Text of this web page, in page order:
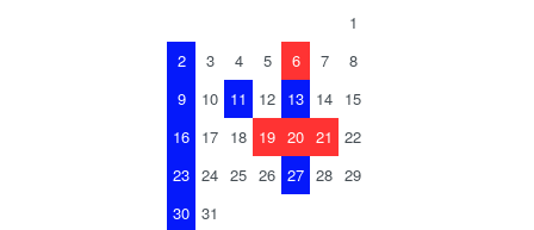
1
2
3 4 5 6 7
8
9
10 11 12 13 14 15
16 17 18 19 20 21
22
23 24 25 26 27 28 29
30 31